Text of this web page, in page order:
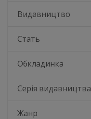
Видавництво
Стать
Обкладинка
Серія видавництва
Жанр